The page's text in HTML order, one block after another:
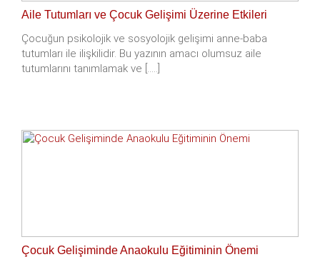
Aile Tutumları ve Çocuk Gelişimi Üzerine Etkileri
Çocuğun psikolojik ve sosyolojik gelişimi anne-baba
tutumları ile ilişkilidir. Bu yazının amacı olumsuz aile
tutumlarını tanımlamak ve [.....]
Çocuk Gelişiminde Anaokulu Eğitiminin Önemi